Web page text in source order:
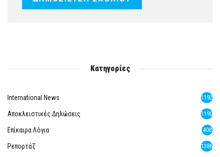
Κατηγορίες
International News 1192
Αποκλειστικές Δηλώσεις 1190
Επίκαιρα Λόγια 408
Ρεπορτάζ 1386